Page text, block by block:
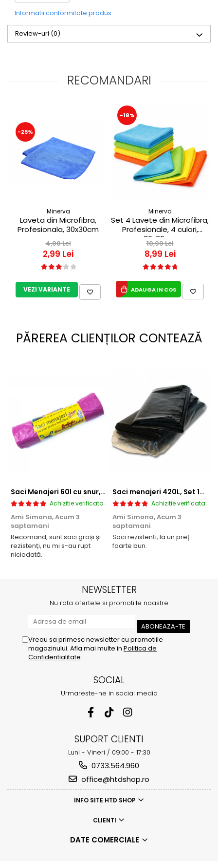
Informatii conformitate produs
Review-uri (0)
RECOMANDARI
-25%
Minerva
Laveta din Microfibra,
Profesionala, 30x30cm
4,00 Lei
2,99 Lei
VEZI VARIANTE
-18%
Minerva
Set 4 Lavete din Microfibra,
Profesionale, 4 culori,
30x30cm
10,99 Lei
8,99 Lei
ADAUGA IN COS
PĂREREA CLIENȚILOR CONTEAZĂ
Saci Menajeri 60l cu snur, Roz, 10buc/rola
Achizitie verificata
Ami Simona,Acum 3
saptamani
Recomand, sunt saci groși și
rezistenți, nu mi s-au rupt
niciodată.
Saci menajeri 420L, Set 10 bucati
Achizitie verificata
Ami Simona,Acum 3
saptamani
Saci rezistenți, la un preț
foarte bun.
NEWSLETTER
Nu rata ofertele si promotiile noastre
Vreau sa primesc newsletter cu promotiile
magazinului. Afla mai multe in Politica de
Confidentialitate
SOCIAL
Urmareste-ne in social media
SUPORT CLIENTI
Luni - Vineri / 09:00 - 17:30
0733.564.960
office@htdshop.ro
INFO SITE HTD SHOP
CLIENTI
DATE COMERCIALE